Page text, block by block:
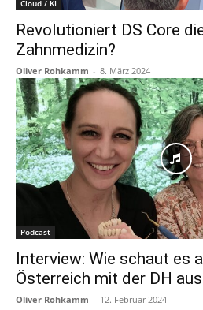
Cloud / KI
Revolutioniert DS Core
Zahnmedizin?
Oliver Rohkamm - 8. März 2024
Podcast
Interview: Wie schaut es
Österreich mit der DH
Oliver Rohkamm - 12. Februar 2024